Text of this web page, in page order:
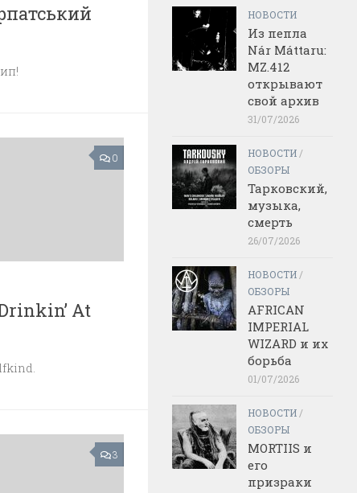
0
At
3
НОВОСТИ
Из пепла
Nár Máttaru:
MZ.412
открывают
свой архив
31/07/2026
НОВОСТИ /
ОБЗОРЫ
Тарковский,
музыка,
смерть
26/07/2026
НОВОСТИ /
ОБЗОРЫ
AFRICAN
IMPERIAL
WIZARD и их
борьба
01/07/2026
НОВОСТИ /
ОБЗОРЫ
MORTIIS и
его
призраки